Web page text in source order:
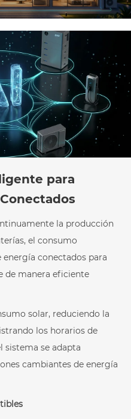
para
la producción
el consumo
conectados para
de manera eficiente
solar, reduciendo la
los horarios de
sistema se adapta
cambiantes de energía